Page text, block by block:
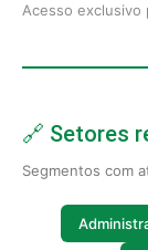
Acesso exclusivo
🔗 Setores
Segmentos com